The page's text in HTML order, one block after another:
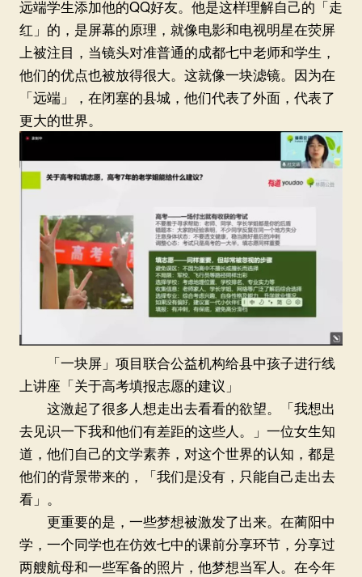
远端学生添加他的QQ好友。他是这样理解自己的「走
红」的，是屏幕的原理，就像电影和电视明星在荧屏
上被注目，当镜头对准普通的成都七中老师和学生，
他们的优点也被放得很大。这就像一块滤镜。因为在
「远端」，在闭塞的县城，他们代表了外面，代表了
更大的世界。
「一块屏」项目联合公益机构给县中孩子进行线
上讲座「关于高考填报志愿的建议」
这激起了很多人想走出去看看的欲望。「我想出
去见识一下我和他们有差距的这些人。」一位女生知
道，他们自己的文学素养，对这个世界的认知，都是
他们的背景带来的，「我们是没有，只能自己走出去
看」。
更重要的是，一些梦想被激发了出来。在蔺阳中
学，一个同学也在仿效七中的课前分享环节，分享过
两艘航母和一些军备的照片，他梦想当军人。在今年